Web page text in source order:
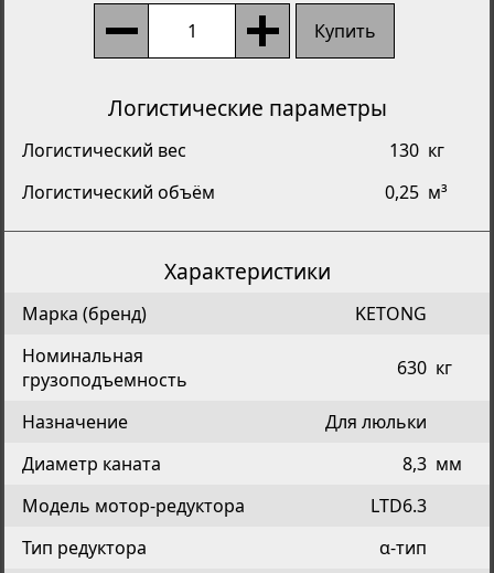
Купить
Логистические параметры
Логистический вес 130 кг
Логистический объём
0,25 м³
Характеристики
Марка (бренд)
KETONG
Номинальная
грузоподъемность
630 кг
Назначение
Для люльки
Диаметр каната
8,3 мм
Модель мотор-редуктора
LTD6.3
Тип редуктора
α-тип